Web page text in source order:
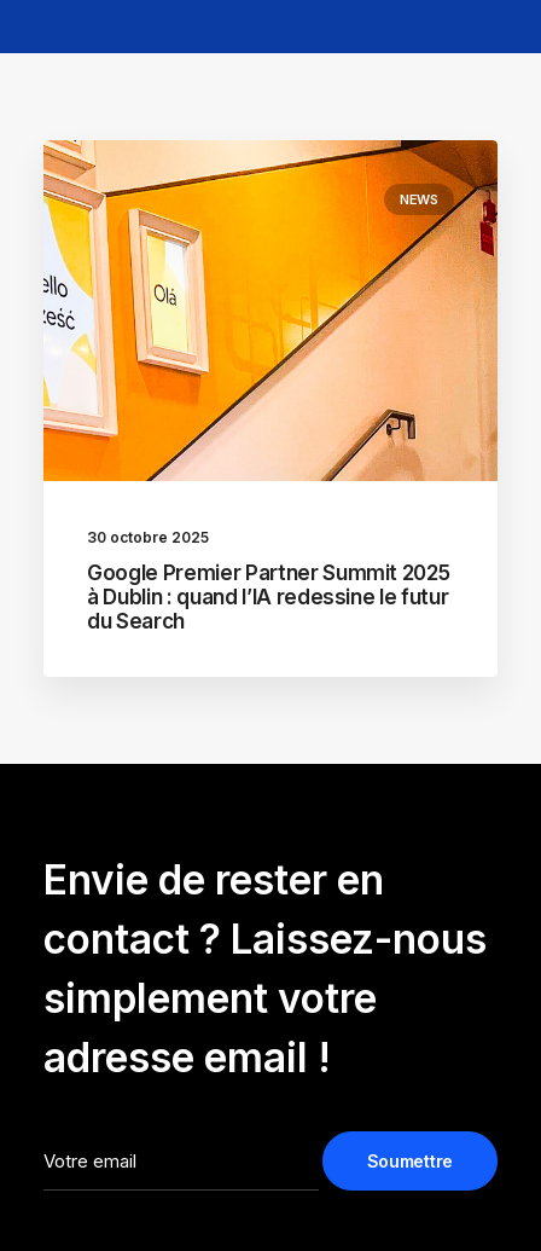
NEWS
30 octobre 2025
Google Premier Partner Summit 2025
à Dublin : quand l’IA redessine le futur
du Search
Envie de rester en
contact ? Laissez-nous
simplement votre
adresse email !